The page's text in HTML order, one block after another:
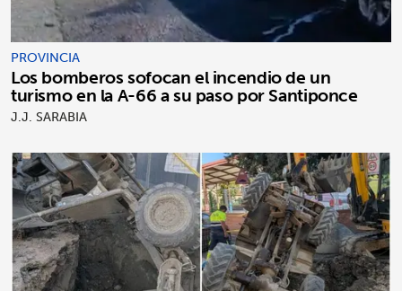
PROVINCIA
Los bomberos sofocan el incendio de un
turismo en la A-66 a su paso por Santiponce
J.J. SARABIA